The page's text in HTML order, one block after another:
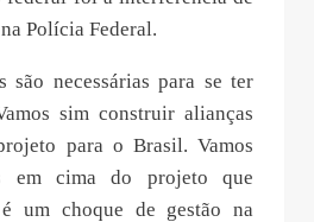
Polícia Federal.
são necessárias para se ter
sim construir alianças
para o Brasil. Vamos
em cima do projeto que
é um choque de gestão na